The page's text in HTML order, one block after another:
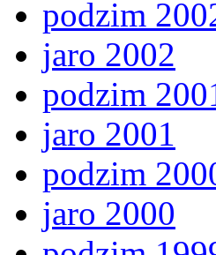
podzim
jaro 2002
podzim
jaro 2001
podzim
jaro 2000